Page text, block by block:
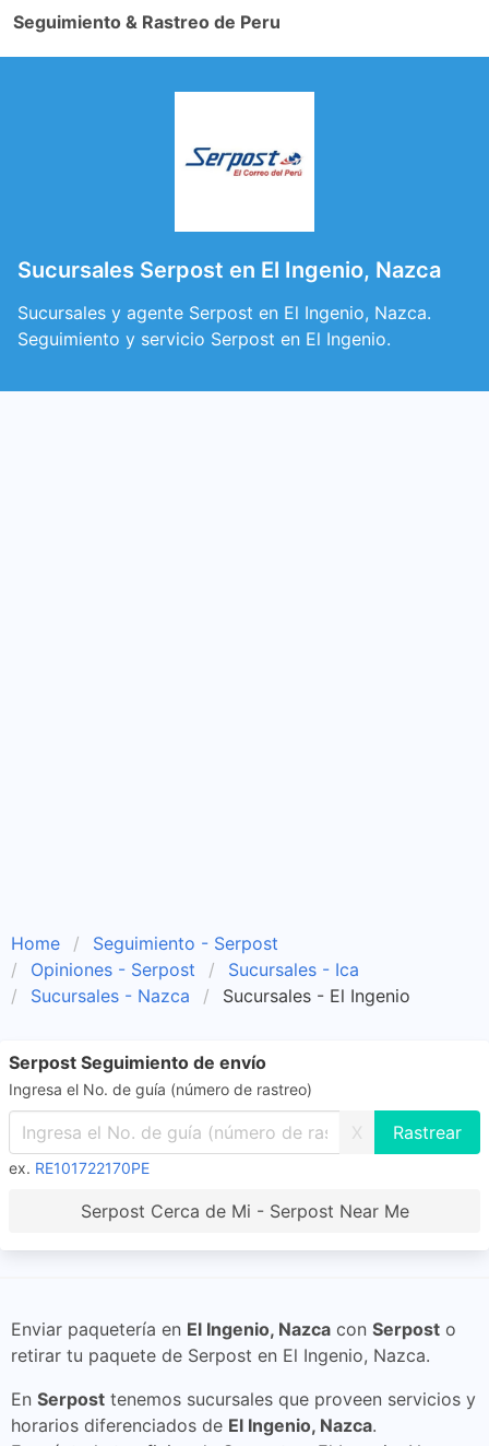
Seguimiento & Rastreo de Peru
Sucursales Serpost en El Ingenio, Nazca
Sucursales y agente Serpost en El Ingenio, Nazca.
Seguimiento y servicio Serpost en El Ingenio.
Home
Seguimiento - Serpost
Opiniones - Serpost
Sucursales - Ica
Sucursales - Nazca
Sucursales - El Ingenio
Serpost Seguimiento de envío
Ingresa el No. de guía (número de rastreo)
X
ex. RE101722170PE
Serpost Cerca de Mi - Serpost Near Me
Enviar paquetería en El Ingenio, Nazca con Serpost o
retirar tu paquete de Serpost en El Ingenio, Nazca.
En Serpost tenemos sucursales que proveen servicios y
horarios diferenciados de El Ingenio, Nazca.